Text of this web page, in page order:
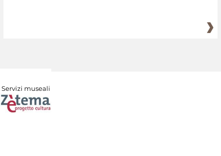
Servizi museali